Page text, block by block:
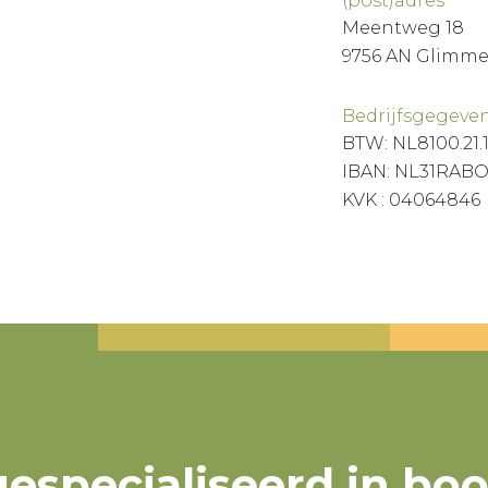
Meentweg 18
9756 AN
BTW:
IBAN:
KVK : 04064846